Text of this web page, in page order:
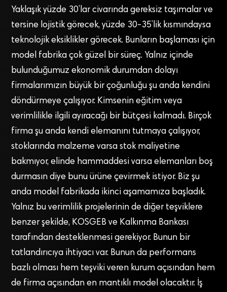
Yaklaşık yüzde 30’lar civarında gereksiz taşımalar ve
tersine lojistik görecek, yüzde 30-35’lik kısmındaysa
teknolojik eksiklikler görecek. Bunların başlaması için
model fabrika çok güzel bir süreç. Yalnız içinde
bulunduğumuz ekonomik durumdan dolayı
firmalarımızın büyük bir çoğunluğu şu anda kendini
döndürmeye çalışıyor. Kimsenin eğitim veya
verimlilikle ilgili ayıracağı bir bütçesi kalmadı. Birçok
firma şu anda kendi elemanını tutmaya çalışıyor,
stoklarında malzeme varsa stok maliyetine
bakmıyor, elinde hammaddesi varsa elemanları boş
durmasın diye bunu ürüne çevirmek istiyor. Biz şu
anda model fabrikada ikinci aşamamıza başladık.
Yalnız bu verimlilik projelerinin de diğer teşviklere
benzer şekilde, KOSGEB ve Kalkınma Bankası
tarafından desteklenmesi gerekiyor. Bunun bir
tatlandırıcıya ihtiyacı var. Bunun da performans
bazlı olması hem teşviki veren kurum açısından hem
de firma açısından en mantıklı model olacaktır. İş